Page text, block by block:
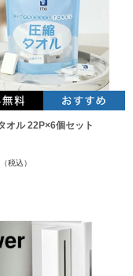
オル 22P×6個セット
（税込）